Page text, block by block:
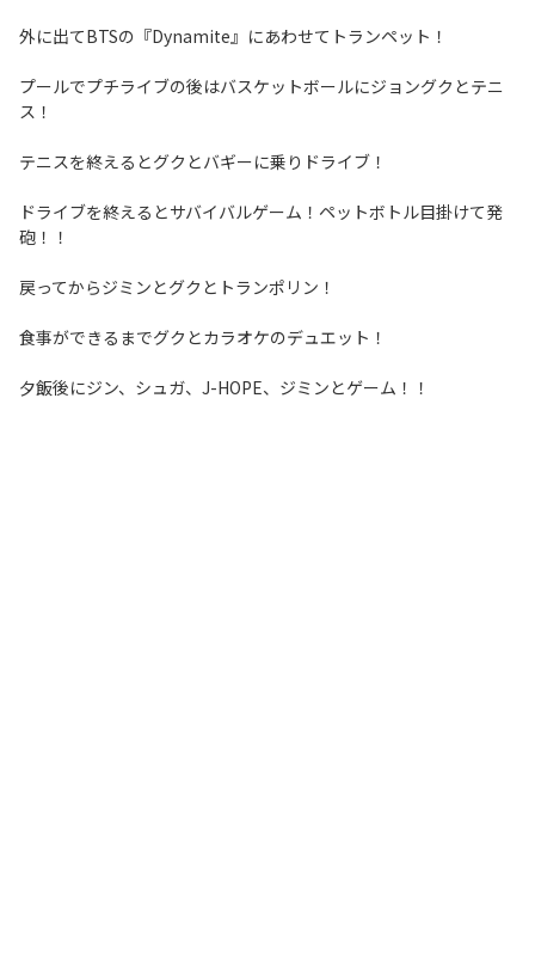
外に出てBTSの『Dynamite』にあわせてトランペット！
プールでプチライブの後はバスケットボールにジョングクとテニ
ス！
テニスを終えるとグクとバギーに乗りドライブ！
ドライブを終えるとサバイバルゲーム！ペットボトル目掛けて発
砲！！
戻ってからジミンとグクとトランポリン！
食事ができるまでグクとカラオケのデュエット！
夕飯後にジン、シュガ、J-HOPE、ジミンとゲーム！！